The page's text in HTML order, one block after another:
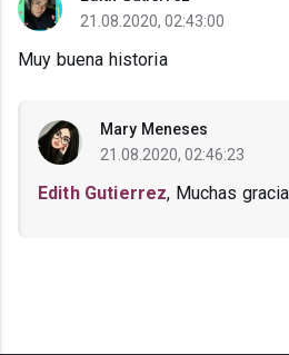
21.08.2020, 02:43:00
Muy buena historia
Mary Meneses
21.08.2020, 02:46:23
Edith Gutierrez, Muchas